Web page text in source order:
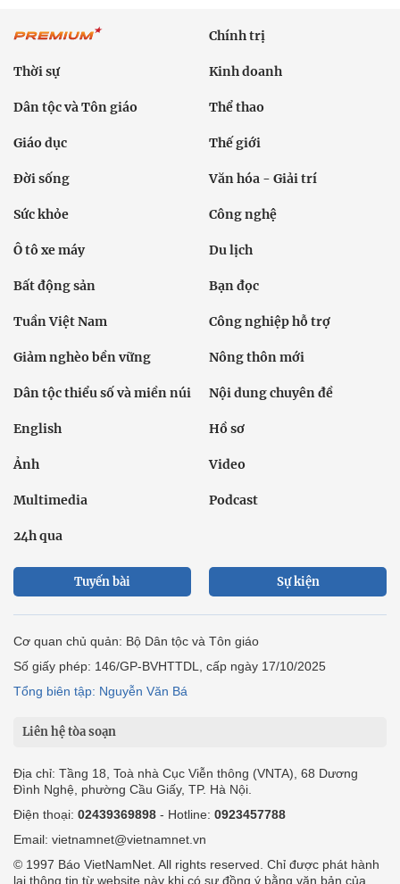
Chính trị
Thời sự Kinh doanh
Dân tộc và Tôn giáo Thể thao
Giáo dục Thế giới
Đời sống Văn hóa - Giải trí
Sức khỏe Công nghệ
Ô tô xe máy Du lịch
Bất động sản Bạn đọc
Tuần Việt Nam Công nghiệp hỗ trợ
Giảm nghèo bền vững Nông thôn mới
Dân tộc thiểu số và miền núi Nội dung chuyên đề
English Hồ sơ
Ảnh Video
Multimedia Podcast
24h qua
Tuyến bài Sự kiện
Cơ quan chủ quản: Bộ Dân tộc và Tôn giáo
Số giấy phép: 146/GP-BVHTTDL, cấp ngày 17/10/2025
Tổng biên tập: Nguyễn Văn Bá
Liên hệ tòa soạn
Địa chỉ: Tầng 18, Toà nhà Cục Viễn thông (VNTA), 68 Dương
Đình Nghệ, phường Cầu Giấy, TP. Hà Nội.
Điện thoại: 02439369898 - Hotline: 0923457788
Email: vietnamnet@vietnamnet.vn
© 1997 Báo VietNamNet. All rights reserved. Chỉ được phát hành
lại thông tin từ website này khi có sự đồng ý bằng văn bản của